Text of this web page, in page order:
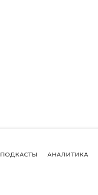
ПОДКАСТЫ АНАЛИТИКА